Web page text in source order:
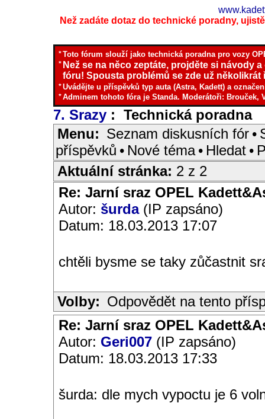
Než zadáte dotaz do technické poradny,
*Toto fórum slouží jako technická poradna pro vozy
* Než se na něco zeptáte, projděte si návody
fóru! Spousta problémů se zde už několikrát
*Uvádějte u příspěvků typ auta (Astra, Kadett) a
*Adminem tohoto fóra je Standa. Moderátoři: Brouček,
7. Srazy : Technická poradna
Menu: Seznam diskusních fór •
příspěvků • Nové téma • Hledat •
Aktuální stránka: 2 z 2
Re: Jarní sraz OPEL
Autor: šurda(IP zapsáno)
Datum: 18.03.2013 17:07
chtěli bysme se taky zůčastnit
Volby: Odpovědět na tento
Re: Jarní sraz OPEL
Autor: Geri007 (IP zapsáno)
Datum: 18.03.2013 17:33
šurda: dle mych vypoctu je 6